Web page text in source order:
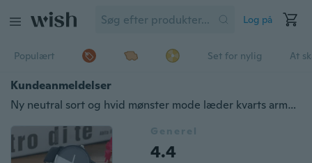
Log på
Populært Set for nylig At
Kundeanmeldelser
Ny neutral sort og hvid mønster mode læder kvarts armbåndsur UWatch gaver
Generel
4.4